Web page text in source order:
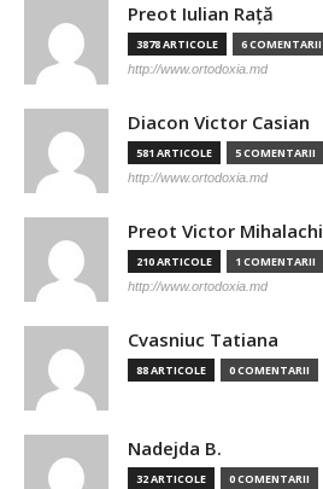
Preot Iulian Raţă
3878 ARTICOLE 6 COMENTARII
http://www.ortodoxia.md
Diacon Victor Casian
581 ARTICOLE 5 COMENTARII
http://www.ortodoxia.md
Preot Victor Mihalachi
210 ARTICOLE 1 COMENTARII
http://www.ortodoxia.md
Cvasniuc Tatiana
88 ARTICOLE 0 COMENTARII
Nadejda B.
32 ARTICOLE 0 COMENTARII